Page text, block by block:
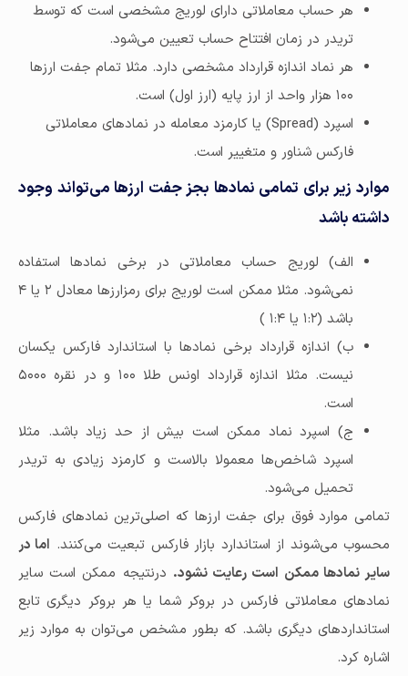
هر حساب معاملاتی دارای لوریج مشخصی است که توسط
تریدر در زمان افتتاح حساب تعیین می‌شود.
هر نماد اندازه قرارداد مشخصی دارد. مثلا تمام جفت ارزها
۱۰۰ هزار واحد از ارز پایه (ارز اول) است.
اسپرد (Spread) یا کارمزد معامله در نمادهای معاملاتی
فارکس شناور و متغییر است.
موارد زیر برای تمامی نمادها بجز جفت ارزها می‌‎تواند وجود
داشته باشد
الف) لوریج حساب معاملاتی در برخی نمادها استفاده
نمی‌شود. مثلا ممکن است لوریج برای رمزارزها معادل ۲ یا ۴
باشد (۱:۲ یا ۱:۴ )
ب) اندازه قرارداد برخی نمادها با استاندارد فارکس یکسان
نیست. مثلا اندازه قرارداد اونس طلا ۱۰۰ و در نقره ۵۰۰۰
است.
ج) اسپرد نماد ممکن است بیش از حد زیاد باشد. مثلا
اسپرد شاخص‌ها معمولا بالاست و کارمزد زیادی به تریدر
تحمیل می‌شود.
تمامی موارد فوق برای جفت ارزها که اصلی‌ترین نمادهای فارکس
محسوب می‌شوند از استاندارد بازار فارکس تبعیت می‌کنند. اما در
سایر نمادها ممکن است رعایت نشود. درنتیجه ممکن است سایر
نمادهای معاملاتی فارکس در بروکر شما یا هر بروکر دیگری تابع
استانداردهای دیگری باشد. که بطور مشخص می‎‌توان به موارد زیر
اشاره کرد.